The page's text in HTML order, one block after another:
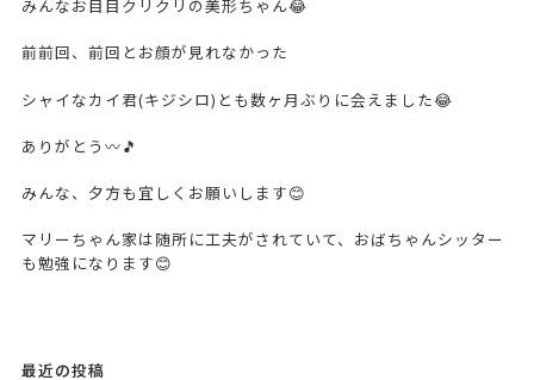
みんなお目目クリクリの美形ちゃん😂
前前回、前回とお顔が見れなかった
シャイなカイ君(キジシロ)とも数ヶ月ぶりに会えました😂
ありがとう〰️🎵
みんな、夕方も宜しくお願いします😊
マリーちゃん家は随所に工夫がされていて、おばちゃんシッター
も勉強になります😊
最近の投稿